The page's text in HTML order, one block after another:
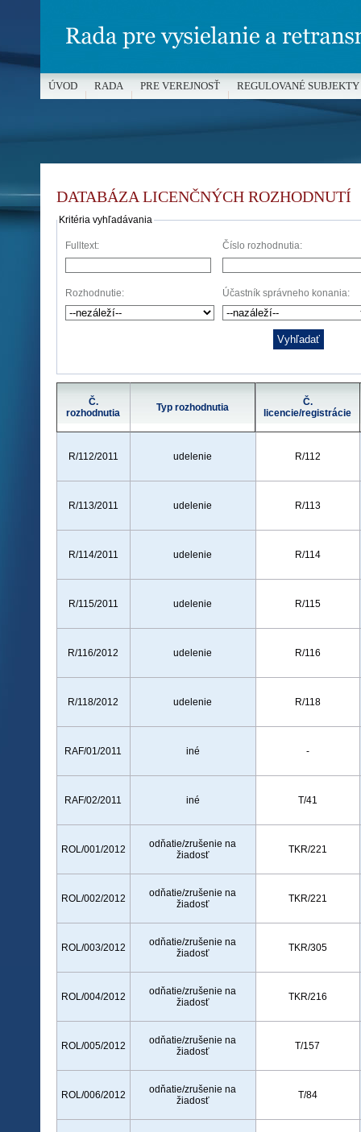
DATABÁZA LICENČNÝCH ROZHODNUTÍ
Kritéria vyhľadávania
Fulltext: Číslo rozhodnutia:
Rozhodnutie: Účastník správneho konania:
Č.
rozhodnutia
Typ rozhodnutia
Č.
licencie/registrácie
R/112/2011 udelenie R/112
R/113/2011 udelenie R/113
R/114/2011 udelenie R/114
R/115/2011 udelenie R/115
R/116/2012 udelenie R/116
R/118/2012 udelenie R/118
RAF/01/2011 iné -
RAF/02/2011 iné T/41
ROL/001/2012
odňatie/zrušenie na
žiadosť
TKR/221
ROL/002/2012
odňatie/zrušenie na
žiadosť
TKR/221
ROL/003/2012
odňatie/zrušenie na
žiadosť
TKR/305
ROL/004/2012
odňatie/zrušenie na
žiadosť
TKR/216
ROL/005/2012
odňatie/zrušenie na
žiadosť
T/157
ROL/006/2012
odňatie/zrušenie na
žiadosť
T/84
ÚVOD RADA PRE VEREJNOSŤ REGULOVANÉ SUBJEKTY